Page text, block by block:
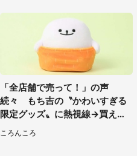
「全店舗で売って！」の声
続々 もち吉の〝かわいすぎる
限定グッズ〟に熱視線→買える
ころんころ